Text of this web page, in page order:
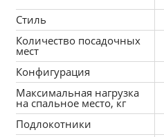
Стиль
Количество посадочных
мест
Конфигурация
Максимальная нагрузка
на спальное место, кг
Подлокотники